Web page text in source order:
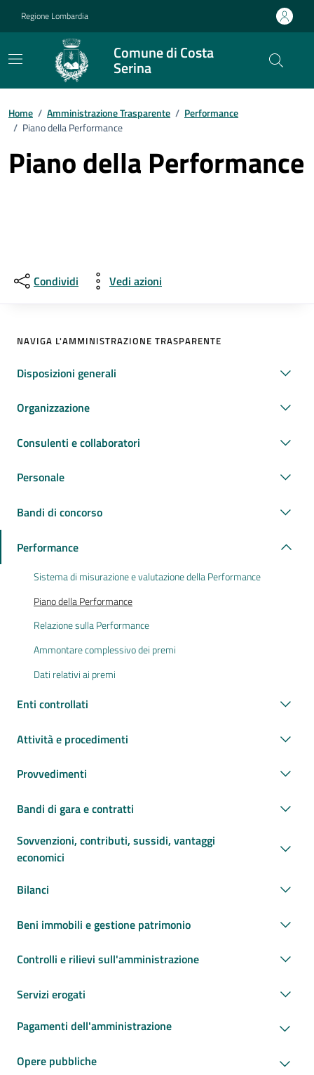
Regione Lombardia
Comune di Costa
Serina
Home / Amministrazione Trasparente / Performance
/ Piano della Performance
Piano della Performance
Condividi Vedi azioni
NAVIGA L'AMMINISTRAZIONE TRASPARENTE
Disposizioni generali
Organizzazione
Consulenti e collaboratori
Personale
Bandi di concorso
Performance
Sistema di misurazione e valutazione della Performance
Piano della Performance
Relazione sulla Performance
Ammontare complessivo dei premi
Dati relativi ai premi
Enti controllati
Attività e procedimenti
Provvedimenti
Bandi di gara e contratti
Sovvenzioni, contributi, sussidi, vantaggi
economici
Bilanci
Beni immobili e gestione patrimonio
Controlli e rilievi sull'amministrazione
Servizi erogati
Pagamenti dell'amministrazione
Opere pubbliche